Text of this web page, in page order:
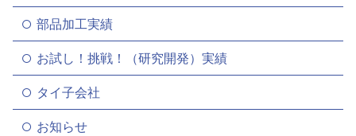
部品加工実績
お試し！挑戦！（研究開発）実績
タイ子会社
お知らせ